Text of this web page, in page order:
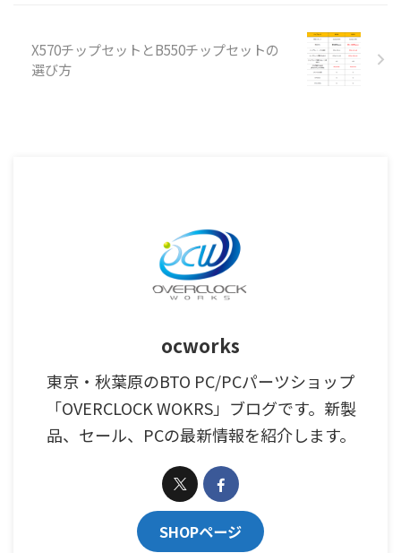
X570チップセットとB550チップセットの
選び方
ocworks
東京・秋葉原のBTO PC/PCパーツショップ
「OVERCLOCK WOKRS」ブログです。新製
品、セール、PCの最新情報を紹介します。
SHOPページ